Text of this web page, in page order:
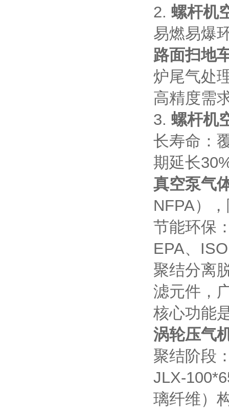
2. 螺杆机
易燃易爆
路面扫地
炉尾气处
高精度需
3. 螺杆机
长寿命：
期延长
真空泵气
NFPA）
节能环保
EPA、
聚结分离
滤元件，
核心功能
涡轮压气
聚结阶段
JLX-
璃纤维）